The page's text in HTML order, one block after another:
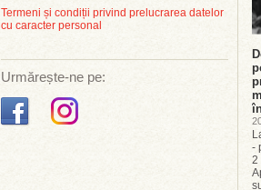
Termeni și condiții privind prelucrarea datelor
cu caracter personal
Urmărește-ne pe:
-
2